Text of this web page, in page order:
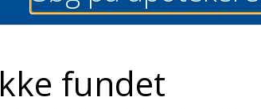
fundet